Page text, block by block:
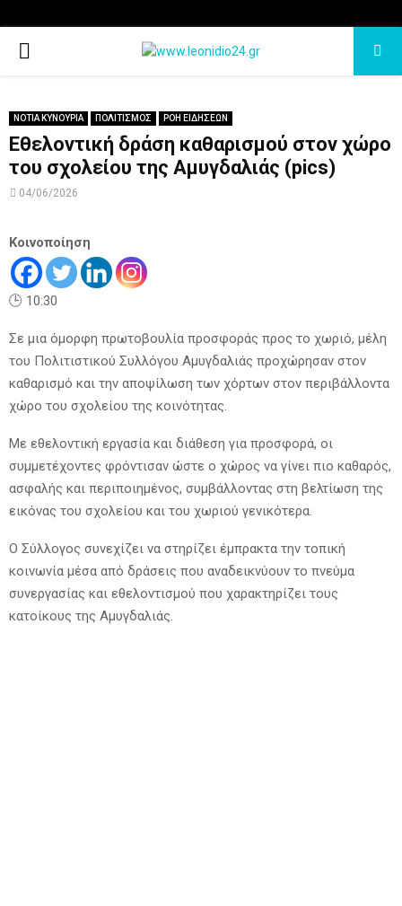
PRIMARY
ΝΟΤΙΑ ΚΥΝΟΥΡΙΑ ΠΟΛΙΤΙΣΜΟΣ ΡΟΗ ΕΙΔΗΣΕΩΝ
Εθελοντική δράση καθαρισμού στον χώρο
του σχολείου της Αμυγδαλιάς (pics)
04/06/2026
Κοινοποίηση
🕒 10:30
Σε μια όμορφη πρωτοβουλία προσφοράς προς το χωριό, μέλη
του Πολιτιστικού Συλλόγου Αμυγδαλιάς προχώρησαν στον
καθαρισμό και την αποψίλωση των χόρτων στον περιβάλλοντα
χώρο του σχολείου της κοινότητας.
Με εθελοντική εργασία και διάθεση για προσφορά, οι
συμμετέχοντες φρόντισαν ώστε ο χώρος να γίνει πιο καθαρός,
ασφαλής και περιποιημένος, συμβάλλοντας στη βελτίωση της
εικόνας του σχολείου και του χωριού γενικότερα.
Ο Σύλλογος συνεχίζει να στηρίζει έμπρακτα την τοπική
κοινωνία μέσα από δράσεις που αναδεικνύουν το πνεύμα
συνεργασίας και εθελοντισμού που χαρακτηρίζει τους
κατοίκους της Αμυγδαλιάς.